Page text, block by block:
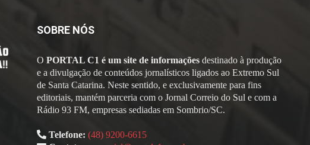
SOBRE NÓS
O PORTAL C1 é um site de informações destinado à produção
e a divulgação de conteúdos jornalísticos ligados ao Extremo Sul
de Santa Catarina. Neste sentido, e exclusivamente para fins
editoriais, mantém parceria com o Jornal Correio do Sul e com a
Rádio 93 FM, empresas sediadas em Sombrio/SC.
Telefone: (48) 9200-6615